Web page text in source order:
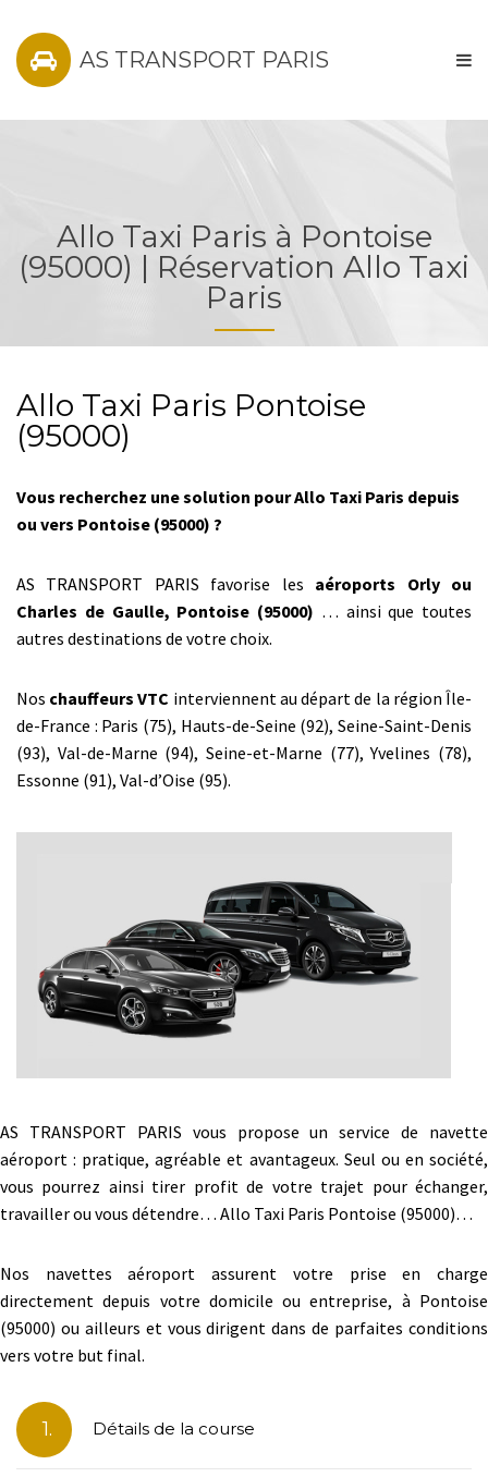
AS TRANSPORT PARIS
Allo Taxi Paris à Pontoise
(95000) | Réservation Allo Taxi
Paris
Allo Taxi Paris Pontoise
(95000)
Vous recherchez une solution pour Allo Taxi Paris depuis
ou vers Pontoise (95000) ?
AS TRANSPORT PARIS favorise les aéroports Orly ou
Charles de Gaulle, Pontoise (95000) … ainsi que toutes
autres destinations de votre choix.
Nos chauffeurs VTC interviennent au départ de la région Île-
de-France : Paris (75), Hauts-de-Seine (92), Seine-Saint-Denis
(93), Val-de-Marne (94), Seine-et-Marne (77), Yvelines (78),
Essonne (91), Val-d’Oise (95).
AS TRANSPORT PARIS vous propose un service de navette
aéroport : pratique, agréable et avantageux. Seul ou en société,
vous pourrez ainsi tirer profit de votre trajet pour échanger,
travailler ou vous détendre… Allo Taxi Paris Pontoise (95000)…
Nos navettes aéroport assurent votre prise en charge
directement depuis votre domicile ou entreprise, à Pontoise
(95000) ou ailleurs et vous dirigent dans de parfaites conditions
vers votre but final.
1. Détails de la course